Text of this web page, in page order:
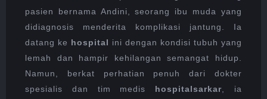
pasien bernama Andini, seorang ibu muda yang
didiagnosis menderita komplikasi jantung. Ia
datang ke hospital ini dengan kondisi tubuh yang
lemah dan hampir kehilangan semangat hidup.
Namun, berkat perhatian penuh dari dokter
spesialis dan tim medis hospitalsarkar, ia